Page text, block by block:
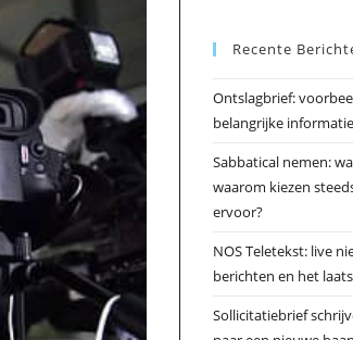
Recente
Ontslagbrief:
belangrijke
Sabbatical nemen:
waarom kiezen
ervoor?
NOS Teletekst: live
berichten en het
Sollicitatiebrief